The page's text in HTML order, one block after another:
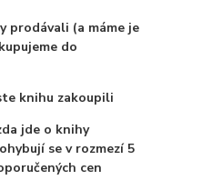
prodávali (a máme je
do
knihu zakoupili
jde o knihy
se v rozmezí 5
cen